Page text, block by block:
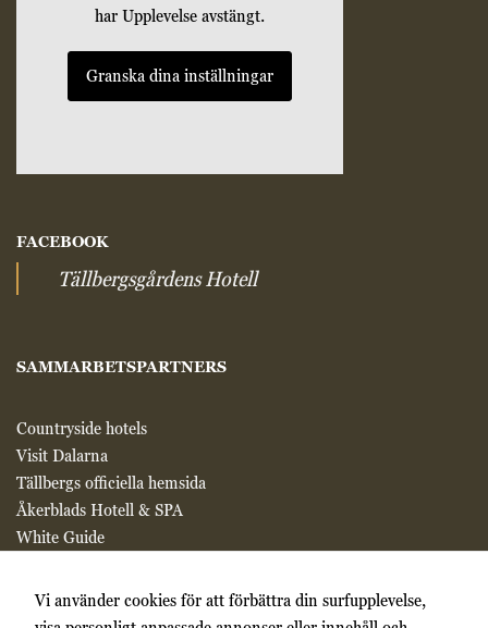
har Upplevelse avstängt.
Granska dina inställningar
FACEBOOK
Tällbergsgårdens Hotell
SAMMARBETSPARTNERS
Countryside hotels
Visit Dalarna
Tällbergs officiella hemsida
Åkerblads Hotell & SPA
White Guide
Sweden by bike
Vi använder cookies för att förbättra din surfupplevelse,